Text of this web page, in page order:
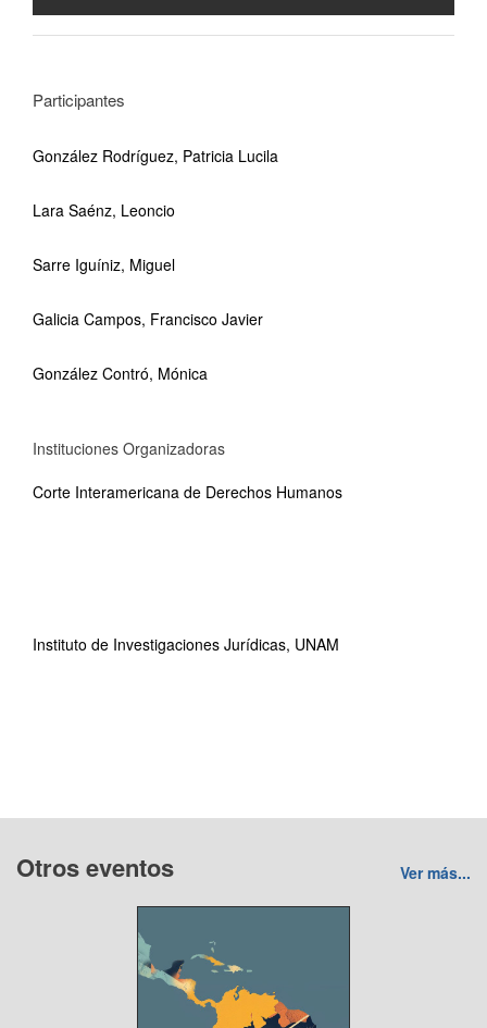
Participantes
González Rodríguez, Patricia Lucila
Lara Saénz, Leoncio
Sarre Iguíniz, Miguel
Galicia Campos, Francisco Javier
González Contró, Mónica
Instituciones Organizadoras
Corte Interamericana de Derechos Humanos
Instituto de Investigaciones Jurídicas, UNAM
Otros eventos Ver más...